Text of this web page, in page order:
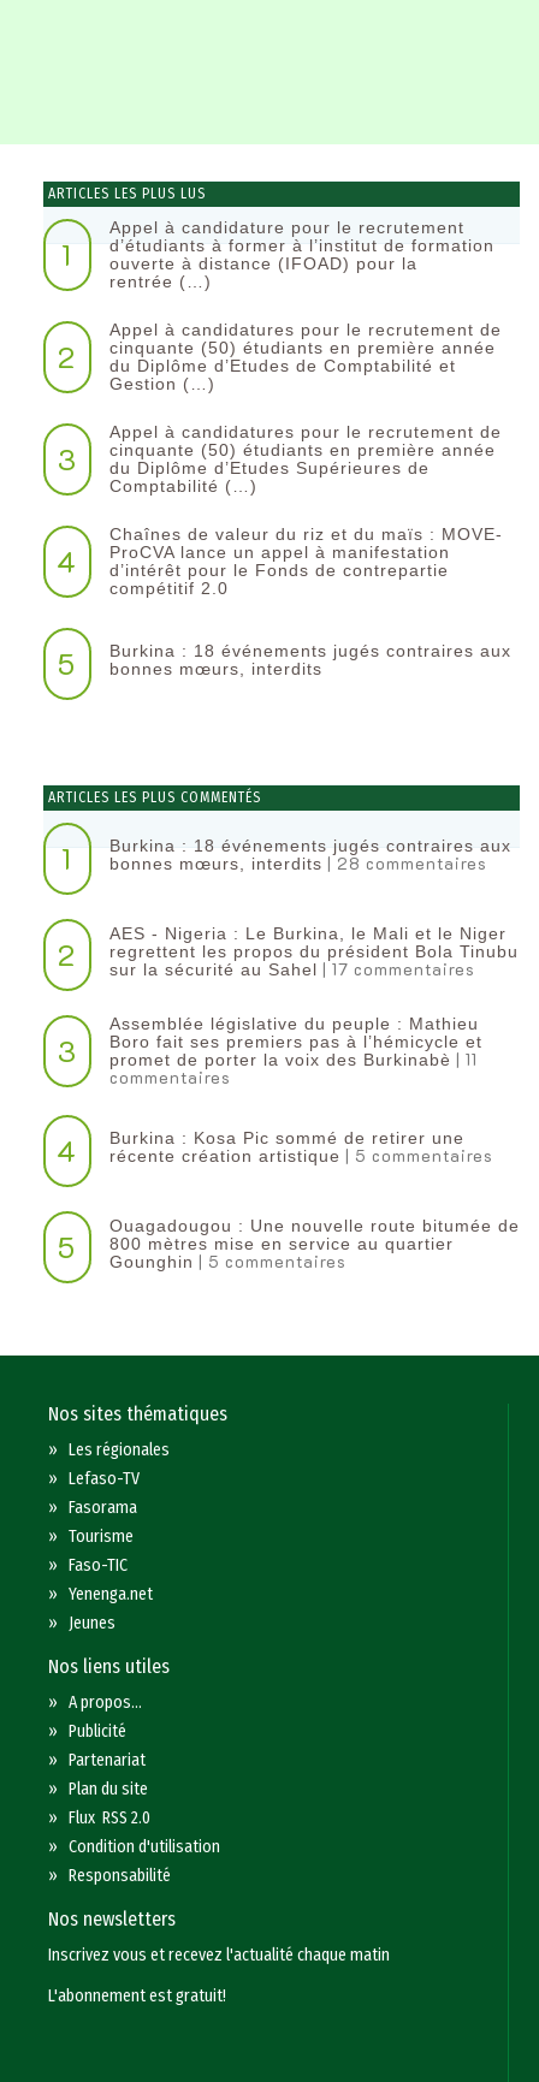
ARTICLES LES PLUS LUS
1
Appel à candidature pour le recrutement
d’étudiants à former à l’institut de formation
ouverte à distance (IFOAD) pour la
rentrée (…)
2
Appel à candidatures pour le recrutement de
cinquante (50) étudiants en première année
du Diplôme d’Etudes de Comptabilité et
Gestion (…)
3
Appel à candidatures pour le recrutement de
cinquante (50) étudiants en première année
du Diplôme d’Etudes Supérieures de
Comptabilité (…)
4
Chaînes de valeur du riz et du maïs : MOVE-
ProCVA lance un appel à manifestation
d’intérêt pour le Fonds de contrepartie
compétitif 2.0
5
Burkina : 18 événements jugés contraires aux
bonnes mœurs, interdits
ARTICLES LES PLUS COMMENTÉS
1
Burkina : 18 événements jugés contraires aux
bonnes mœurs, interdits | 28 commentaires
2
AES - Nigeria : Le Burkina, le Mali et le Niger
regrettent les propos du président Bola Tinubu
sur la sécurité au Sahel | 17 commentaires
3
Assemblée législative du peuple : Mathieu
Boro fait ses premiers pas à l’hémicycle et
promet de porter la voix des Burkinabè | 11
commentaires
4
Burkina : Kosa Pic sommé de retirer une
récente création artistique | 5 commentaires
5
Ouagadougou : Une nouvelle route bitumée de
800 mètres mise en service au quartier
Gounghin | 5 commentaires
Nos sites thématiques
»Les régionales
»Lefaso-TV
»Fasorama
»Tourisme
»Faso-TIC
»Yenenga.net
» Jeunes
Nos liens utiles
»A propos...
»Publicité
»Partenariat
»Plan du site
»Flux RSS 2.0
»Condition d'utilisation
»Responsabilité
Nos newsletters
Inscrivez vous et recevez l'actualité chaque matin
L'abonnement est gratuit!